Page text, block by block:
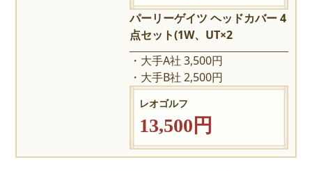
パーリーゲイツ ヘッドカバー 4
点セット(1W、UT×2
大手A社 3,500円
大手B社 2,500円
レオゴルフ
13,500円